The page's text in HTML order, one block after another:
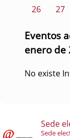
26
27
Eventos
enero de
No existe
Sede
Sede